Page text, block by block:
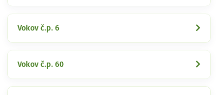
Vokov č.p. 6
Vokov č.p. 60